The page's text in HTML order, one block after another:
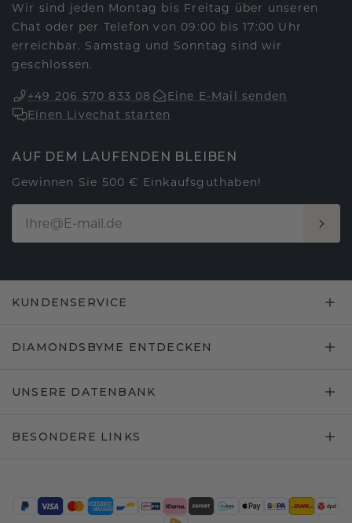
Wir sind jeden Montag bis Freitag über unseren
Chat oder per Telefon von 09:00 bis 17:00 Uhr
erreichbar. Samstag und Sonntag sind wir
geschlossen.
+49 206 570 833 08
Eine E-Mail senden
Einen Livechat starten
AUF DEM LAUFENDEN BLEIBEN
Gewinnen Sie 500 € Einkaufsguthaben!
KUNDENSERVICE
DIAMONDSBYME ENTDECKEN
UNSERE DATENBANK
BESONDERE LINKS